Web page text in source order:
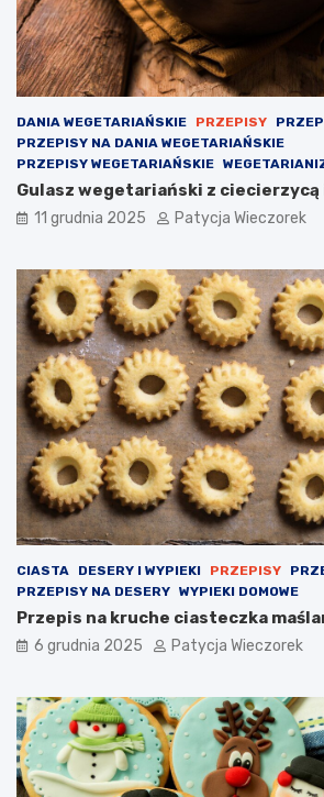
DANIA WEGETARIAŃSKIE PRZEPISY
PRZEPISY NA DANIA WEGETARIAŃSKIE
PRZEPISY WEGETARIAŃSKIE
Gulasz wegetariański z ciecierzycą
11 grudnia 2025 Patycja Wieczorek
CIASTA DESERY I WYPIEKI PRZEPISY
PRZEPISY NA DESERY WYPIEKI DOMOWE
Przepis na kruche ciasteczka
6 grudnia 2025 Patycja Wieczorek